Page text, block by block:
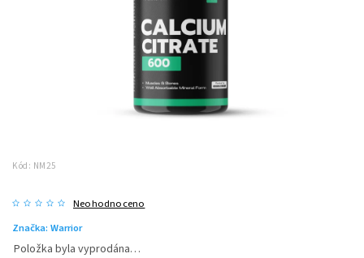
Kód: NM25
Neohodnoceno
Značka: Warrior
Položka byla vyprodána…